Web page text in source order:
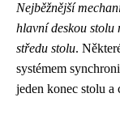
Nejběžnější
hlavní deskou stolu
středu stolu.
systémem
jeden konec stolu a